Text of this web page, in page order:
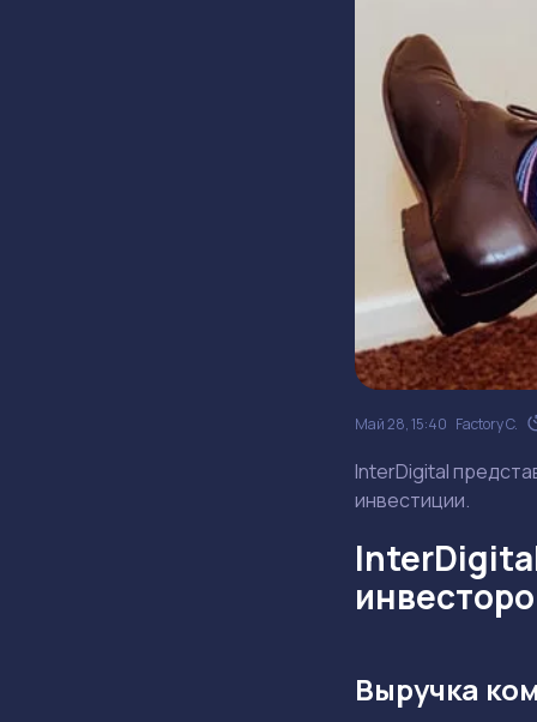
Май 28, 15:40 Factory C.
InterDigital
инвестиции.
Выручка